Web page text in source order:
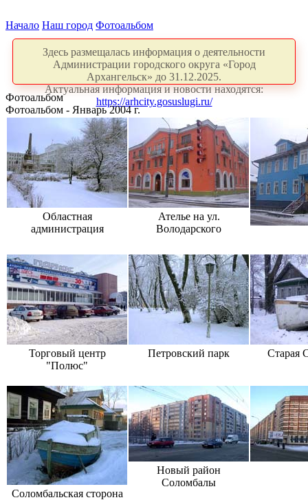
Начало Наш город Фотоальбом
Здесь размещалась информация о деятельности
Администрации городского округа «Город
Архангельск» до 31.12.2025.
Актуальная информация и новости находятся:
https://arhcity.gosuslugi.ru/
Фотоальбом
Фотоальбом - Январь 2004 г.
Областная
администрация
Ателье на ул.
Володарского
Торговый центр
"Полюс"
Петровский парк Старая
Соломбальская сторона
Новый район
Соломбалы